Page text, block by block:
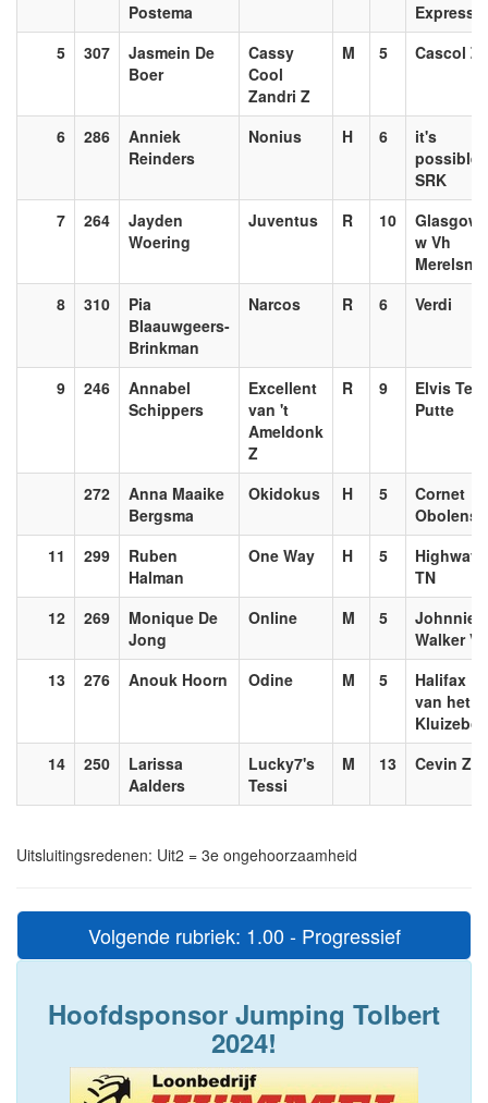
Postema
Express
5
307
Jasmein De
Boer
Cassy
Cool
Zandri Z
M 5 Cascol Z
6 286
Anniek
Reinders
Nonius H 6
it's
possible
SRK
7
264
Jayden
Woering
Juventus R 10
Glasgow-
w Vh
8
310
Pia
Blaauwgeers-
Brinkman
Narcos R 6 Verdi
9 246
Annabel
Schippers
Excellent
van 't
Ameldonk
Z
R 9
Elvis Ter
Putte
272
Anna Maaike
Bergsma
Okidokus H 5
Cornet
11
299
Ruben
Halman
One Way H 5
Highway
TN
12
269
Monique De
Jong
Online M 5
Johnnie
Walker
13
276 Anouk Hoorn Odine M 5
Halifax
van het
Kluizebos
14
250
Larissa
Aalders
Lucky7's
Tessi
M 13 Cevin Z
Uitsluitingsredenen: Uit2 = 3e ongehoorzaamheid
Volgende rubriek: 1.00 - Progressief
Hoofdsponsor Jumping Tolbert
2024!